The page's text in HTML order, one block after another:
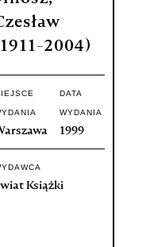
2004)
DATA
WYDANIA
1999
Książki